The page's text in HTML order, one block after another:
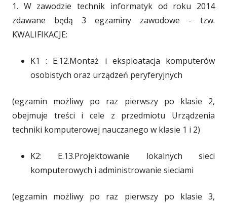
1. W zawodzie technik informatyk od roku 2014
zdawane będą 3 egzaminy zawodowe - tzw.
KWALIFIKACJE:
K1 : E.12.Montaż i eksploatacja komputerów
osobistych oraz urządzeń peryferyjnych
(egzamin możliwy po raz pierwszy po klasie 2,
obejmuje treści i cele z przedmiotu Urządzenia
techniki komputerowej nauczanego w klasie 1 i 2)
K2: E.13.Projektowanie lokalnych sieci
komputerowych i administrowanie sieciami
(egzamin możliwy po raz pierwszy po klasie 3,